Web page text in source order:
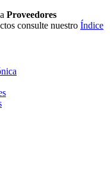
Proveedores
consulte nuestro Índice